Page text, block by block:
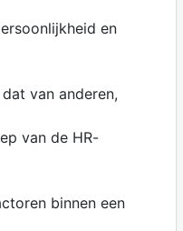
en
van anderen,
van de HR-
binnen een